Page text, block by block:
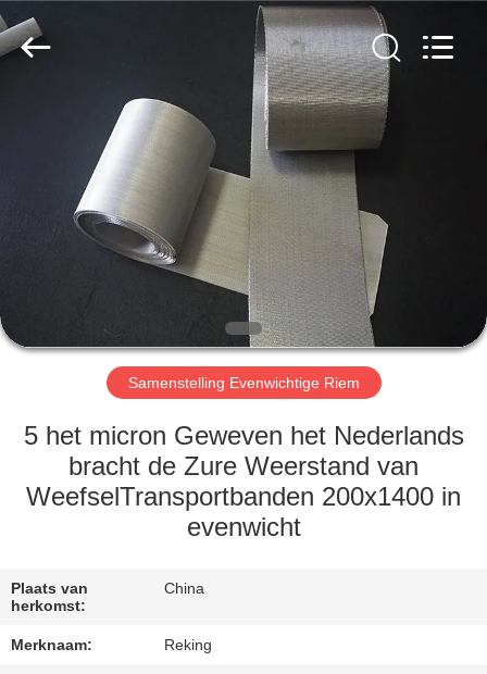
PRODUCTEN
ONGEVEER
FABRIEKSREIS
KWALITEITSCONTROLE
CONTACTEER
NIEUWS
Hebei
Reking
Wire
Mesh
Samenstelling Evenwichtige Riem
5 het micron Geweven het Nederlands
bracht de Zure Weerstand van
WeefselTransportbanden 200x1400 in
evenwicht
Plaats van
herkomst:
China
Merknaam: Reking